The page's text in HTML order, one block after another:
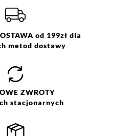
od 199zł dla
metod dostawy
ZWROTY
stacjonarnych